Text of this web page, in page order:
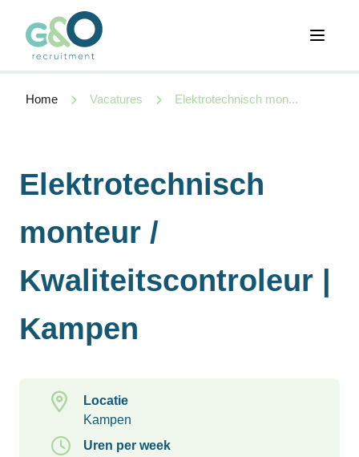
Open
Home Vacatures Elektrotechnisch mon...
Elektrotechnisch
monteur /
Kwaliteitscontroleur |
Kampen
Locatie
Kampen
Uren per week